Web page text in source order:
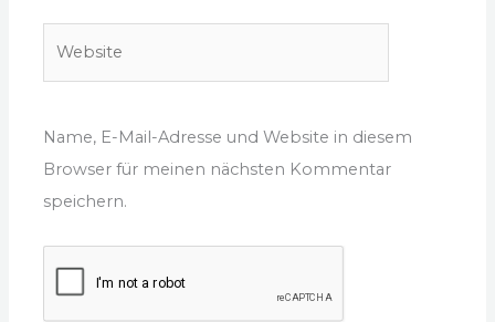
Name, E-Mail-Adresse und Website in diesem
Browser für meinen nächsten Kommentar
speichern.